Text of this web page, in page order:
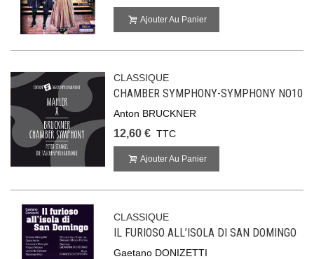
Ajouter Au Panier
CLASSIQUE
CHAMBER SYMPHONY-SYMPHONY NO10
Anton BRUCKNER
12,60 € TTC
Ajouter Au Panier
CLASSIQUE
IL FURIOSO ALL’ISOLA DI SAN DOMINGO
Gaetano DONIZETTI